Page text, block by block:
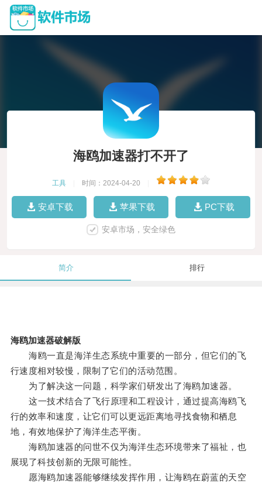
海鸥加速器打不开了
工具 时间：2024-04-20
安卓下载 苹果下载 PC下载
安卓市场，安全绿色
简介 排行
海鸥加速器破解版
海鸥一直是海洋生态系统中重要的一部分，但它们的飞
行速度相对较慢，限制了它们的活动范围。
为了解决这一问题，科学家们研发出了海鸥加速器。
这一技术结合了飞行原理和工程设计，通过提高海鸥飞
行的效率和速度，让它们可以更远距离地寻找食物和栖息
地，有效地保护了海洋生态平衡。
海鸥加速器的问世不仅为海洋生态环境带来了福祉，也
展现了科技创新的无限可能性。
愿海鸥加速器能够继续发挥作用，让海鸥在蔚蓝的天空